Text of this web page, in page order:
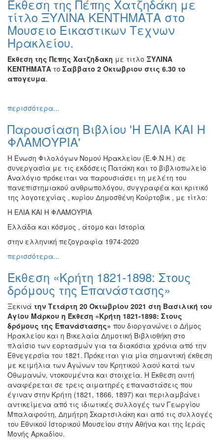
Βιβλίο
Ζωγραφική
Φωτογραφία
Τραγούδι
Μουσική
Κινηματογράφος
Θέατρο
Ειδών
Συνέδρια
Ημερίδες
-
Διημερίδες
Σεμινάρια-
Ομιλίες
Διάφορες
Εκθέσεις
Εκδηλώσεις
Παιδιά
Άλλες
Εκδηλώσεις
ΤΟΠΟΣ
ΜΑΣ
ΔΗΜΟΣ
ΠΟΛΙΤΙΣΜΟΣ
ΑΝΘΕΚΤΙΚΗ
Έκθεση της Πέπης Χατζηδάκη με
τίτλο ΞΥΛΙΝΑ ΚΕΝΤΗΜΑΤΑ στο
Μουσειο Εικαστικων Τεχνων
Ηρακλείου.
Εκθεση της Πεπης Χατζηδακη με τιτλο ΞΥΛΙΝΑ
ΚΕΝΤΗΜΑΤΑ το Σαββατο 2 Οκτωβριου στις 6.30 το
απογευμα.
περισσότερα...
Παρουσίαση Βιβλίου 'Η ΕΛΙΑ ΚΑΙ Η
ΦΛΑΜΟΥΡΙΑ'
Η Ένωση Φιλολόγων Νομού Ηρακλείου (Ε.Φ.Ν.Η.) σε
συνεργασία με τις εκδόσεις Πατάκη και το βιβλιοπωλείο
Αναλόγιο πρόκειται να παρουσιάσει τη μελέτη του
πανεπιστημιακού ανθρωπολόγου, συγγραφέα και κριτικό
της λογοτεχνίας , κυρίου Δημοσθένη Κούρτοβικ , με τίτλο:
Η ΕΛΙΑ ΚΑΙ Η ΦΛΑΜΟΥΡΙΑ
Ελλάδα και κόσμος , άτομο και Ιστορία
στην ελληνική πεζογραφία 1974-2020
περισσότερα...
Έκθεση «Κρήτη 1821-1898: Στους
δρόμους της Επανάστασης»
Ξεκινά την Τετάρτη 20 Οκτωβρίου 2021 στη Βασιλική του
Αγίου Μάρκου η Έκθεση «Κρήτη 1821-1898: Στους
δρόμους της Επανάστασης» που διοργανώνει ο Δήμος
Ηρακλείου και η Βικελαία Δημοτική Βιβλιοθήκη στο
πλαίσιο των εορτασμών για τα διακόσια χρόνια από την
Εθνεγερσία του 1821. Πρόκειται για μία σημαντική έκθεση
με κειμήλια των Αγώνων του Κρητικού λαού κατά των
Οθωμανών, ντοκουμέντα και στοιχεία. Η Έκθεση αυτή
αναφέρεται σε τρεις αιματηρές επαναστάσεις που
έγιναν στην Κρήτη (1821, 1866, 1897) και περιλαμβάνει
αντικείμενα από τις ιδιωτικές συλλογές των Γεωργίου
Μπαλαφούτη, Δημήτρη Σκαρτσιλάκη και από τις συλλογές
του Εθνικού Ιστορικού Μουσείου στην Αθήνα και της Ιεράς
Μονής Αρκαδίου.